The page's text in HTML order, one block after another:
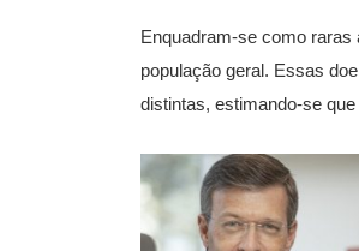
Enquadram-se como
população geral. Essas
distintas, estimando-se